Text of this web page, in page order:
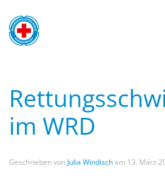
Zum Hauptinhalt springen
im WRD
Geschrieben von Julia Windischam 13. März